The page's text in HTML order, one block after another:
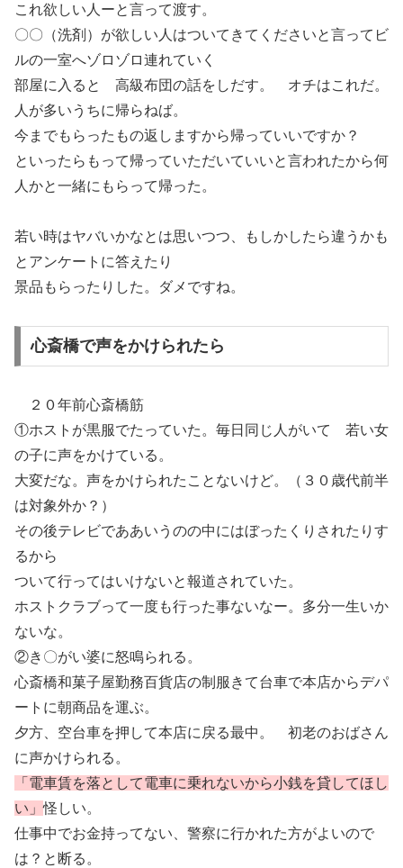
これ欲しい人ーと言って渡す。
〇〇（洗剤）が欲しい人はついてきてくださいと言ってビ
ルの一室へゾロゾロ連れていく
部屋に入ると 高級布団の話をしだす。 オチはこれだ。
人が多いうちに帰らねば。
今までもらったもの返しますから帰っていいですか？
といったらもって帰っていただいていいと言われたから何
人かと一緒にもらって帰った。
若い時はヤバいかなとは思いつつ、もしかしたら違うかも
とアンケートに答えたり
景品もらったりした。ダメですね。
心斎橋で声をかけられたら
２０年前心斎橋筋
①ホストが黒服でたっていた。毎日同じ人がいて 若い女
の子に声をかけている。
大変だな。声をかけられたことないけど。（３０歳代前半
は対象外か？）
その後テレビでああいうのの中にはぼったくりされたりす
るから
ついて行ってはいけないと報道されていた。
ホストクラブって一度も行った事ないなー。多分一生いか
ないな。
②き〇がい婆に怒鳴られる。
心斎橋和菓子屋勤務百貨店の制服きて台車で本店からデパ
ートに朝商品を運ぶ。
夕方、空台車を押して本店に戻る最中。 初老のおばさん
に声かけられる。
「電車賃を落として電車に乗れないから小銭を貸してほし
い」怪しい。
仕事中でお金持ってない、警察に行かれた方がよいので
は？と断る。